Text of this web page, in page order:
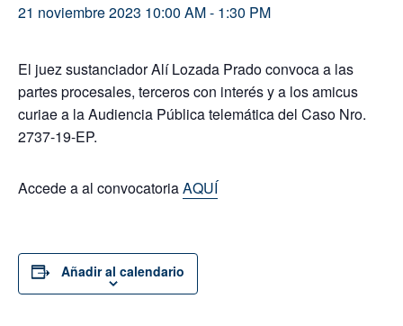
21 noviembre 2023 10:00 AM- 1:30 PM
El juez sustanciador Alí Lozada Prado convoca a las
partes procesales, terceros con interés y a los amicus
curiae a la Audiencia Pública telemática del Caso Nro.
2737-19-EP.
Accede a al convocatoriaAQUÍ
Añadir al calendario